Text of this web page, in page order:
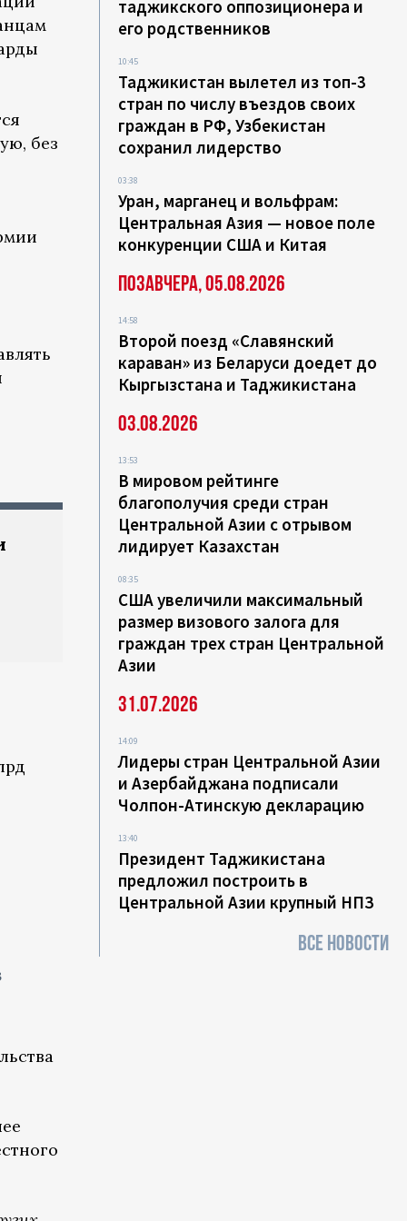
без
таджикского оппозиционера и
его родственников
10:45
Таджикистан вылетел из топ-3
стран по числу въездов своих
граждан в РФ, Узбекистан
сохранил лидерство
03:38
Уран, марганец и вольфрам:
Центральная Азия — новое поле
конкуренции США и Китая
Позавчера, 05.08.2026
14:58
Второй поезд «Славянский
караван» из Беларуси доедет до
Кыргызстана и Таджикистана
03.08.2026
13:53
В мировом рейтинге
благополучия среди стран
Центральной Азии с отрывом
лидирует Казахстан
08:35
США увеличили максимальный
размер визового залога для
граждан трех стран Центральной
Азии
31.07.2026
14:09
Лидеры стран Центральной Азии
и Азербайджана подписали
Чолпон-Атинскую декларацию
13:40
Президент Таджикистана
предложил построить в
Центральной Азии крупный НПЗ
ВСЕ НОВОСТИ